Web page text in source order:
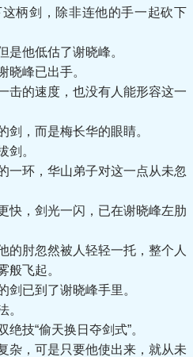
剑，除非连他的手一起砍下
他低估了谢晓峰。
峰已出手。
的速度，也没有人能形容这一
，而是梅长华的眼睛。
。
环，华山弟子对这一点从未忽
，剑光一闪，已在谢晓峰左肋
肘忽然被人轻轻一托，整个人
般飞起。
已到了谢晓峰手里。
技“偷天换日夺剑式”。
，可是只要他使出来，就从未